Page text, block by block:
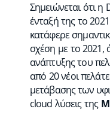
Σημειώνεται ότι
ένταξή της το
κατάφερε
σχέση με το 2021,
ανάπτυξης του
από 20 νέοι
μετάβασης των
cloud λύσεις της